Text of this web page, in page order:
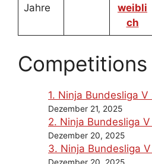
Jahre
weibli
ch
1. Ninja Bundesliga V
Dezember 21, 2025
2. Ninja Bundesliga
Dezember 20, 2025
3. Ninja Bundesliga
Dezember 20, 2025